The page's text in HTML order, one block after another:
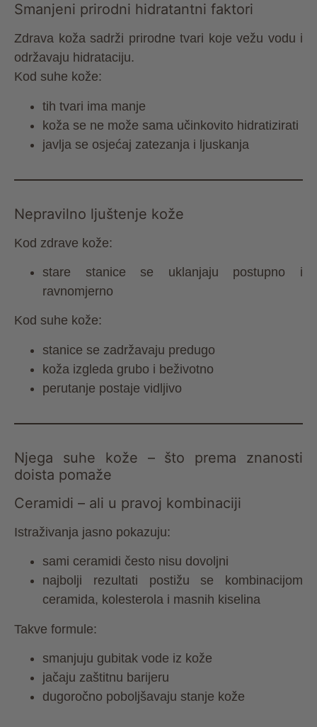
Smanjeni prirodni hidratantni faktori
Zdrava koža sadrži prirodne tvari koje vežu vodu i
održavaju hidrataciju.
Kod suhe kože:
tih tvari ima manje
koža se ne može sama učinkovito hidratizirati
javlja se osjećaj zatezanja i ljuskanja
Nepravilno ljuštenje kože
Kod zdrave kože:
stare stanice se uklanjaju postupno i
ravnomjerno
Kod suhe kože:
stanice se zadržavaju predugo
koža izgleda grubo i beživotno
perutanje postaje vidljivo
Njega suhe kože – što prema znanosti
doista pomaže
Ceramidi – ali u pravoj kombinaciji
Istraživanja jasno pokazuju:
sami ceramidi često nisu dovoljni
najbolji rezultati postižu se kombinacijom
ceramida, kolesterola i masnih kiselina
Takve formule:
smanjuju gubitak vode iz kože
jačaju zaštitnu barijeru
dugoročno poboljšavaju stanje kože